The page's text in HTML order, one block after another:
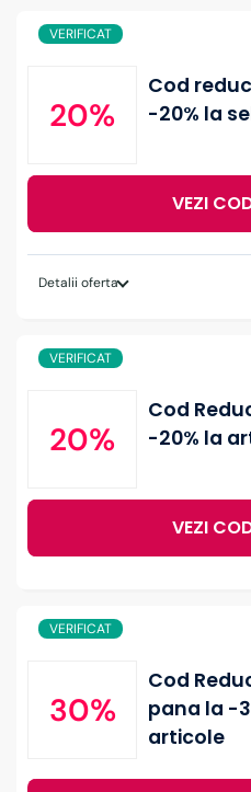
VERIFICAT
20%
Cod
-20% la
VEZI
Detalii oferta
VERIFICAT
20%
Cod
-20% la
VEZI
VERIFICAT
30%
Cod
pana la -
articole